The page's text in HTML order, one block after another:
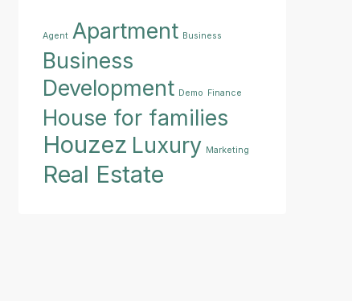
Agent Apartment Business
Business
Development Demo Finance
House for families
Houzez Luxury Marketing
Real Estate